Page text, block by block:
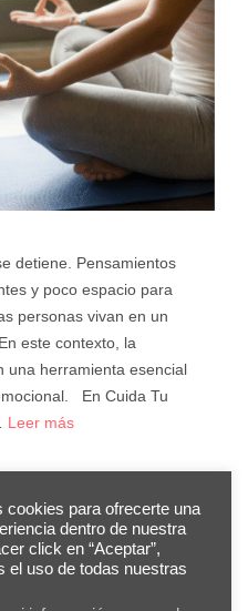
detiene. Pensamientos
y poco espacio para
personas vivan en un
este contexto, la
una herramienta esencial
En Cuida Tu
Leer más
emocional,conexión
,herramientas de salud
,meditación guiada
cookies para ofrecerte una
dentro de nuestra
click en “Aceptar”,
el uso de todas nuestras